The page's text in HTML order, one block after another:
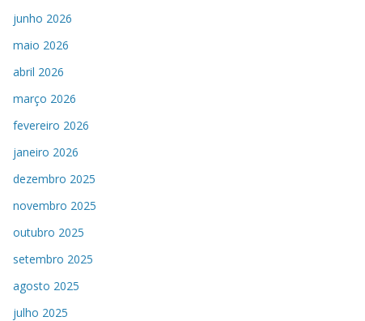
junho 2026
maio 2026
abril 2026
março 2026
fevereiro 2026
janeiro 2026
dezembro 2025
novembro 2025
outubro 2025
setembro 2025
agosto 2025
julho 2025